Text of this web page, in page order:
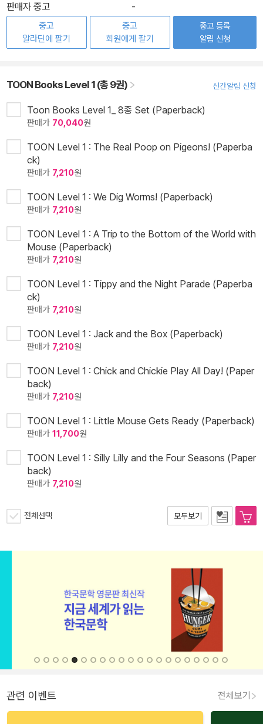
판매자 중고
-
중고
알라딘에 팔기
중고
회원에게 팔기
중고 등록
알림 신청
TOON Books Level 1 (총 9권) 신간알림 신청
Toon Books Level 1_ 8종 Set (Paperback)
판매가 70,040원
TOON Level 1 : The Real Poop on Pigeons! (Paperba
ck)
판매가 7,210원
TOON Level 1 : We Dig Worms! (Paperback)
판매가 7,210원
TOON Level 1 : A Trip to the Bottom of the World with
Mouse (Paperback)
판매가 7,210원
TOON Level 1 : Tippy and the Night Parade (Paperba
ck)
판매가 7,210원
TOON Level 1 : Jack and the Box (Paperback)
판매가 7,210원
TOON Level 1 : Chick and Chickie Play All Day! (Paper
back)
판매가 7,210원
TOON Level 1 : Little Mouse Gets Ready (Paperback)
판매가 11,700원
TOON Level 1 : Silly Lilly and the Four Seasons (Paper
back)
판매가 7,210원
전체선택 모두보기
관련 이벤트 전체보기